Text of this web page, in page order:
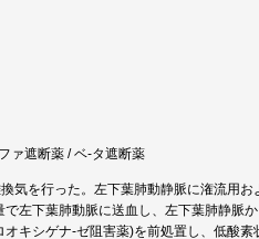
ァ遮断薬 / ベ-タ遮断薬
気を行った。左下葉肺動静脈に潅流用お
左下葉肺動脈に送血し、左下葉肺静脈
キシゲナ-ゼ阻害薬)を前処置し、低酸素